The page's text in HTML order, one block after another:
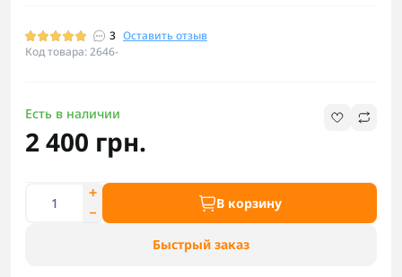
3 Оставить отзыв
Код товара: 2646-
Есть в наличии
2 400 грн.
В корзину
Быстрый заказ